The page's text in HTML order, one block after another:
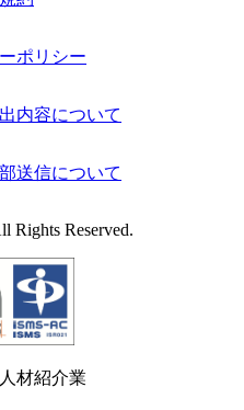
ポリシー
内容について
送信について
Rights Reserved.
材紹介業